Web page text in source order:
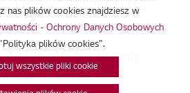
unit
nas plików cookies znajdziesz w
- Ochrony Danych Osobowych
plików cookies".
wszystkie pliki cookie